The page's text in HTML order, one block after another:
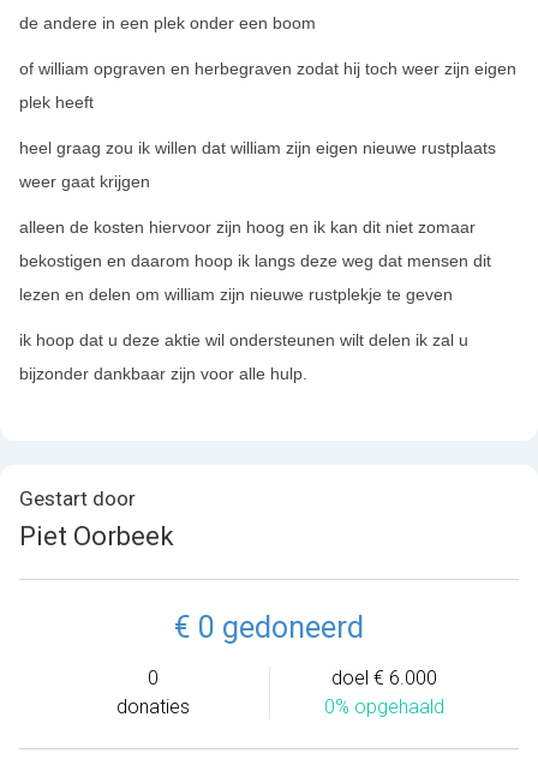
de andere in een plek onder een boom
of william opgraven en herbegraven zodat hij toch weer zijn eigen
plek heeft
heel graag zou ik willen dat william zijn eigen nieuwe rustplaats
weer gaat krijgen
alleen de kosten hiervoor zijn hoog en ik kan dit niet zomaar
bekostigen en daarom hoop ik langs deze weg dat mensen dit
lezen en delen om william zijn nieuwe rustplekje te geven
ik hoop dat u deze aktie wil ondersteunen wilt delen ik zal u
bijzonder dankbaar zijn voor alle hulp.
Gestart door
Piet Oorbeek
€ 0 gedoneerd
0
donaties
doel € 6.000
0% opgehaald